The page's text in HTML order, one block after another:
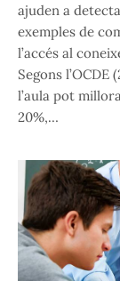
ajuden a
exemples de
l’accés al
Segons l’OCDE
l’aula pot
20%,…